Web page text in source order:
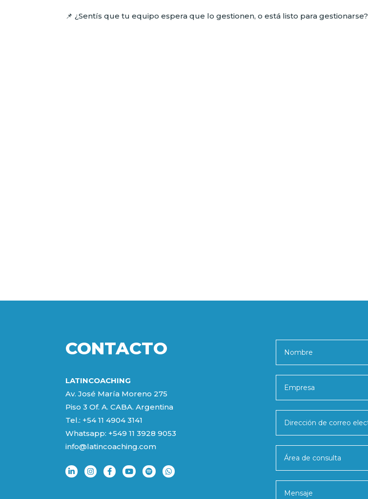
📌 ¿Sentís que tu equipo espera que lo gestionen, o está listo para gestionarse?
CONTACTO
LATINCOACHING
Av. José María Moreno 275
Piso 3 Of. A. CABA. Argentina
Tel.: +54 11 4904 3141
Whatsapp: +549 11 3928 9053
info@latincoaching.com